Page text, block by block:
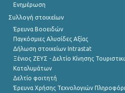
Ενημέρωση
Συλλογή στοιχείων
Έρευνα Βοοειδών
Παγκόσμιες Αλυσίδες Αξίας
Δήλωση στοιχείων Intrastat
Ξένιος ΖΕΥΣ - Δελτίο Κίνησης
Καταλυμάτων
Δελτίο φοιτητή
Έρευνα Χρήσης Τεχνολογιών